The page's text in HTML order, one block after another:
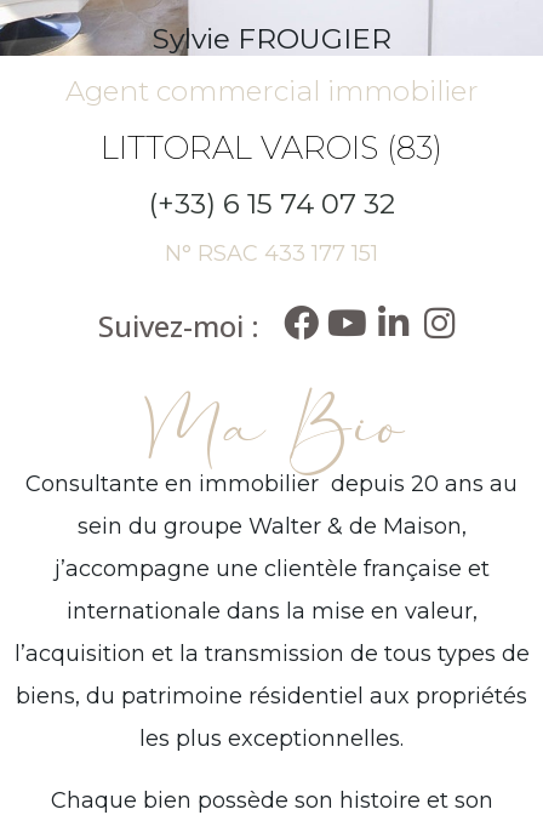
Sylvie FROUGIER
Agent commercial immobilier
LITTORAL VAROIS (83)
(+33) 6 15 74 07 32
N° RSAC 433 177 151
Suivez-moi :
Ma Bio
Consultante en immobilier depuis 20 ans au
sein du groupe Walter & de Maison,
j’accompagne une clientèle française et
internationale dans la mise en valeur,
l’acquisition et la transmission de tous types de
biens, du patrimoine résidentiel aux propriétés
les plus exceptionnelles.
Chaque bien possède son histoire et son